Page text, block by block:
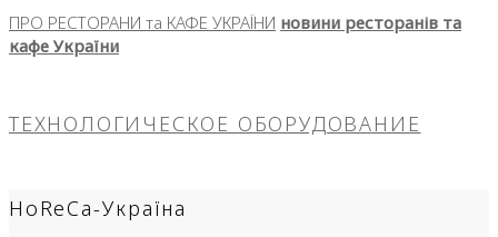
ПРО РЕСТОРАНИ та КАФЕ УКРАЇНИ новини ресторанів та
кафе України
ТЕХНОЛОГИЧЕСКОЕ ОБОРУДОВАНИЕ
HoReCa-Україна